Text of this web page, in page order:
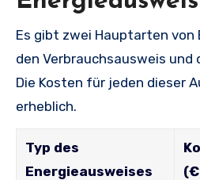
Es gibt zwei Hauptarten von
den Verbrauchsausweis und
Die Kosten für jeden dieser
erheblich.
Typ des
Energieausweises